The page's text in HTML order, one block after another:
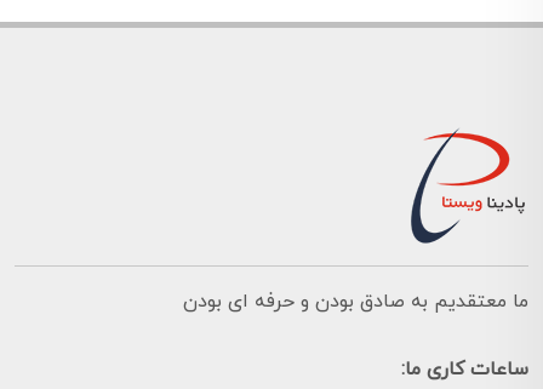
ما معتقدیم به صادق بودن و حرفه ای بودن
ساعات کاری ما: